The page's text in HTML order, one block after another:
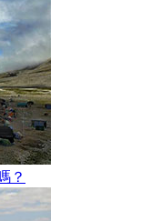
？